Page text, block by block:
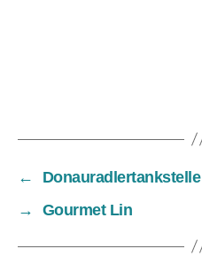
←
Donauradlertankstelle
→
Gourmet Lin